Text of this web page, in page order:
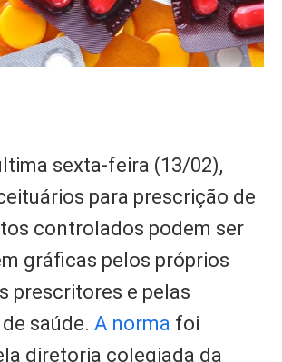
sexta-feira (13/02),
para prescrição de
controlados podem ser
gráficas pelos próprios
prescritores e pelas
saúde. A norma foi
diretoria colegiada da